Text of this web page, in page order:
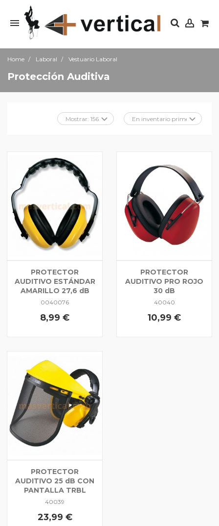
Home Laboral Vestuario Laboral
Protección Auditiva
PROTECTOR
AUDITIVO ESTÁNDAR
AMARILLO 27,6 dB
0040076
8,99 €
PROTECTOR
AUDITIVO PRO ROJO
30 dB
40040
10,99 €
PROTECTOR
AUDITIVO 25 dB CON
PANTALLA TRBL
40039
23,99 €